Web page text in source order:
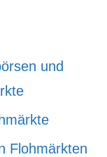
und
Flohmärkten